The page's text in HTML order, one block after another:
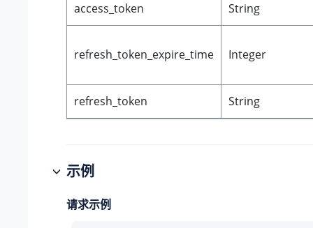
access_token String
refresh_token_expire_time Integer
refresh_token String
示例
请求示例